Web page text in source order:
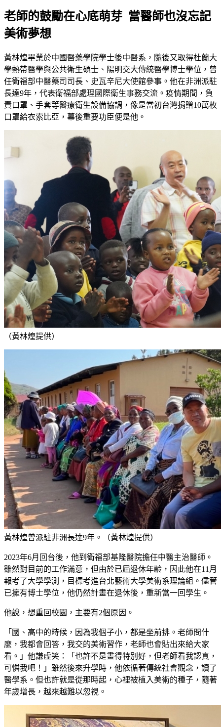
老師的鼓勵在心底萌芽 當醫師也沒忘記
美術夢想
黃林煌畢業於中國醫藥學院學士後中醫系，隨後又取得杜蘭大
學熱帶醫學與公共衛生碩士、陽明交大傳統醫學博士學位，曾
任衛福部中醫藥司司長、史瓦辛尼大使館參事。他在非洲派駐
長達9年，代表衛福部處理國際衛生事務交流。疫情期間，負
責口罩、手套等醫療衛生設備協調，像是當初台灣捐贈10萬枚
口罩給衣索比亞，幕後重要功臣便是他。
（黃林煌提供）
黃林煌曾派駐非洲長達9年。（黃林煌提供）
2023年6月回台後，他到衛福部基隆醫院擔任中醫主治醫師。
雖然對目前的工作滿意，但由於已屆退休年齡，因此他在11月
報考了大學學測，目標考進台北藝術大學美術系理論組。儘管
已擁有博士學位，他仍然計畫在退休後，重新當一回學生。
他說，想重回校園，主要有2個原因。
「國、高中的時候，因為我個子小，都是坐前排。老師問什
麼，我都會回答，我交的美術習作，老師也會貼出來給大家
看。」他謙虛笑：「也許不是畫得特別好，但老師看我認真，
可憐我吧！」雖然後來升學時，他依循著傳統社會觀念，讀了
醫學系。但也許就是從那時起，心裡被植入美術的種子，隨著
年歲增長，越來越難以忽視。